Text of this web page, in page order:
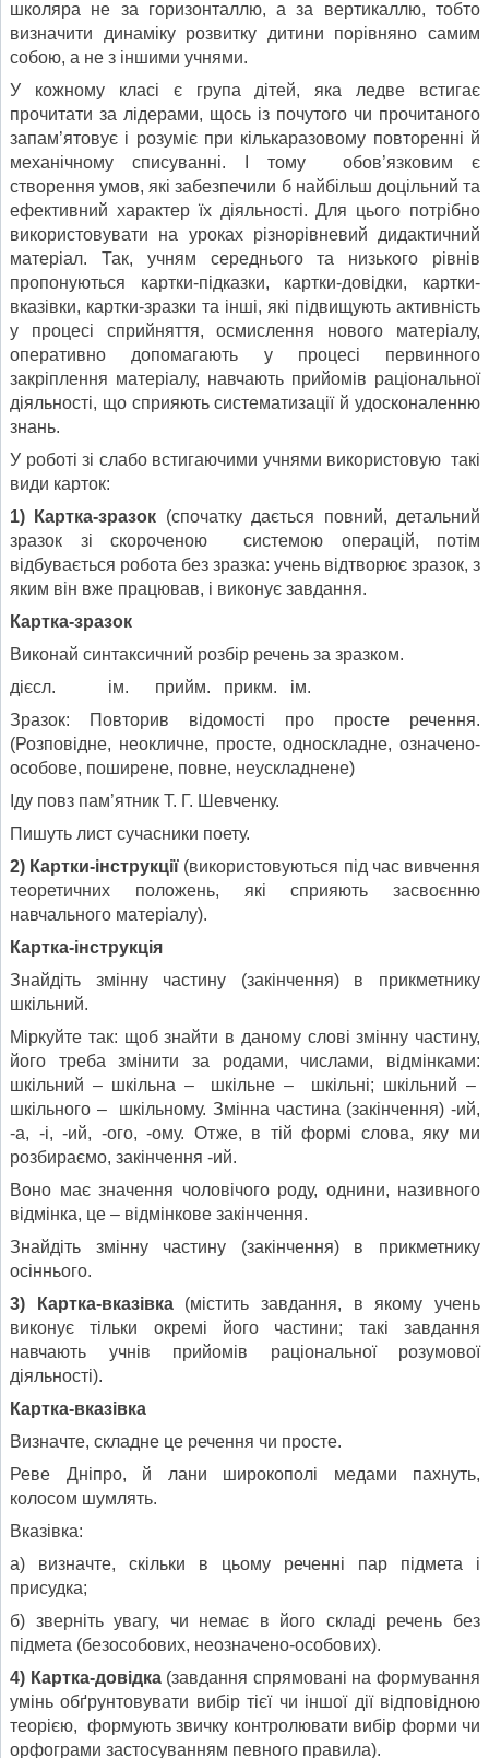
школяра не за горизонталлю, а за вертикаллю, тобто
визначити динаміку розвитку дитини порівняно самим
собою, а не з іншими учнями.
У кожному класі є група дітей, яка ледве встигає
прочитати за лідерами, щось із почутого чи прочитаного
запам’ятовує і розуміє при кількаразовому повторенні й
механічному списуванні. І тому обов’язковим є
створення умов, які забезпечили б найбільш доцільний та
ефективний характер їх діяльності. Для цього потрібно
використовувати на уроках різнорівневий дидактичний
матеріал. Так, учням середнього та низького рівнів
пропонуються картки-підказки, картки-довідки, картки-
вказівки, картки-зразки та інші, які підвищують активність
у процесі сприйняття, осмислення нового матеріалу,
оперативно допомагають у процесі первинного
закріплення матеріалу, навчають прийомів раціональної
діяльності, що сприяють систематизації й удосконаленню
знань.
У роботі зі слабо встигаючими учнями використовую такі
види карток:
1) Картка-зразок (спочатку дається повний, детальний
зразок зі скороченою системою операцій, потім
відбувається робота без зразка: учень відтворює зразок, з
яким він вже працював, і виконує завдання.
Картка-зразок
Виконай синтаксичний розбір ре­чень за зразком.
дієсл. ім. прийм. прикм. ім.
Зразок: Повторив відомості про просте речення.
(Розповідне, неокличне, просте, односкладне, означено-
особове, поширене, повне, неускладнене)
Іду повз пам’ятник Т. Г. Шевченку.
Пишуть лист сучасники поету.
2) Картки-інструкції (використовуються під час вивчення
теоретичних положень, які сприяють засвоєнню
навчального матеріалу).
Картка-інструкція
Знайдіть змінну частину (закінчення) в прикметнику
шкільний.
Міркуйте так: щоб знайти в даному слові змінну частину,
його треба змінити за родами, числами, відмінками:
шкільний – шкільна – шкіль­не – шкільні; шкільний –
шкільного – шкільному. Змінна частина (закінчення) -ий,
-а, -і, -ий, -ого, -ому. Отже, в тій формі слова, яку ми
розбираємо, закінчення -ий.
Воно має значення чоловічого роду, однини, називного
відмінка, це – відмінкове закінчення.
Знайдіть змінну частину (закінчення) в прикметнику
осіннього.
3) Картка-вказівка(містить завдання, в якому учень
виконує тільки окремі його частини; такі завдання
навчають учнів прийомів раціональної розумової
діяльності).
Картка-вказівка
Визначте, складне це речення чи просте.
Реве Дніпро, й лани широкополі медами пахнуть,
колосом шумлять.
Вказівка:
а) визначте, скільки в цьому реченні пар підмета і
присудка;
б) зверніть увагу, чи немає в його складі речень без
підмета (безособових, неозначено-особових).
4) Картка-довідка (завдання спрямовані на формування
умінь обґрунтовувати вибір тієї чи іншої дії відповідною
теорією, формують звичку контролювати вибір форми чи
орфограми застосуванням певного правила).